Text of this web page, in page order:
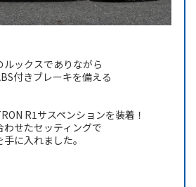
ックスでありながら
付きブレーキを備える
R1サスペンションを装着！
せたセッティングで
に入れました。